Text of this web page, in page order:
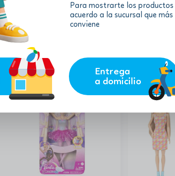
Para mostrarte los productos
acuerdo a la sucursal que
conviene
Entrega
a domicilio
Barbie – Go kart
remove AGREGAR
$24.99